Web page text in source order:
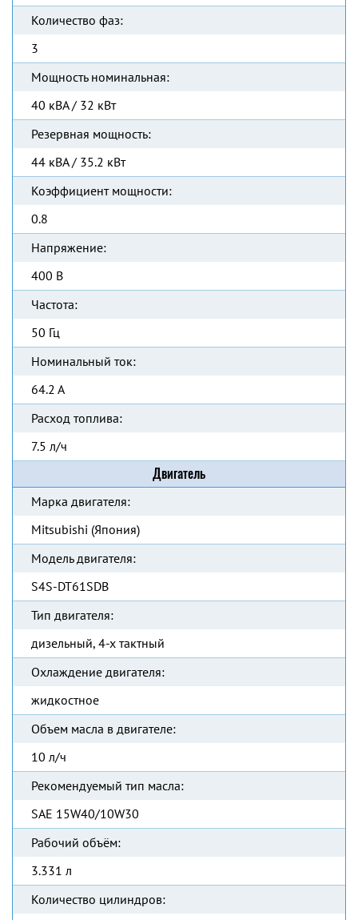
Количество фаз:
3
Мощность номинальная:
40 кВА / 32 кВт
Резервная мощность:
44 кВА / 35.2 кВт
Коэффициент мощности:
0.8
Напряжение:
400 В
Частота:
50 Гц
Номинальный ток:
64.2 А
Расход топлива:
7.5 л/ч
Двигатель
Марка двигателя:
Mitsubishi (Япония)
Модель двигателя:
S4S-DT61SDB
Тип двигателя:
дизельный, 4-х тактный
Охлаждение двигателя:
жидкостное
Объем масла в двигателе:
10 л/ч
Рекомендуемый тип масла:
SAE 15W40/10W30
Рабочий объём:
3.331 л
Количество цилиндров: